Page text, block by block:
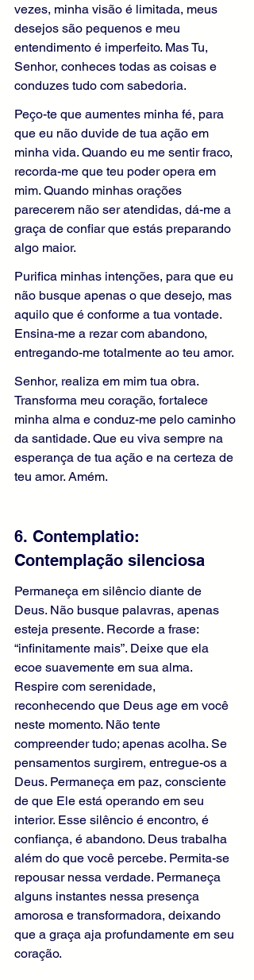
vezes, minha visão é limitada, meus
desejos são pequenos e meu
entendimento é imperfeito. Mas Tu,
Senhor, conheces todas as coisas e
conduzes tudo com sabedoria.
Peço-te que aumentes minha fé, para
que eu não duvide de tua ação em
minha vida. Quando eu me sentir fraco,
recorda-me que teu poder opera em
mim. Quando minhas orações
parecerem não ser atendidas, dá-me a
graça de confiar que estás preparando
algo maior.
Purifica minhas intenções, para que eu
não busque apenas o que desejo, mas
aquilo que é conforme a tua vontade.
Ensina-me a rezar com abandono,
entregando-me totalmente ao teu amor.
Senhor, realiza em mim tua obra.
Transforma meu coração, fortalece
minha alma e conduz-me pelo caminho
da santidade. Que eu viva sempre na
esperança de tua ação e na certeza de
teu amor. Amém.
6. Contemplatio:
Contemplação silenciosa
Permaneça em silêncio diante de
Deus. Não busque palavras, apenas
esteja presente. Recorde a frase:
“infinitamente mais”. Deixe que ela
ecoe suavemente em sua alma.
Respire com serenidade,
reconhecendo que Deus age em você
neste momento. Não tente
compreender tudo; apenas acolha. Se
pensamentos surgirem, entregue-os a
Deus. Permaneça em paz, consciente
de que Ele está operando em seu
interior. Esse silêncio é encontro, é
confiança, é abandono. Deus trabalha
além do que você percebe. Permita-se
repousar nessa verdade. Permaneça
alguns instantes nessa presença
amorosa e transformadora, deixando
que a graça aja profundamente em seu
coração.